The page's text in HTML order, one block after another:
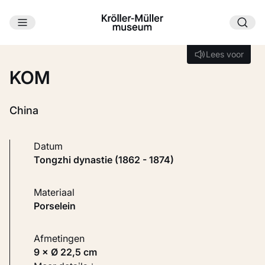
Ga naar hoofdinhoud
Lees voor
Lees voor
KOM
China
Datum
Tongzhi dynastie (1862 - 1874)
Materiaal
Porselein
Afmetingen
9 × Ø 22,5 cm